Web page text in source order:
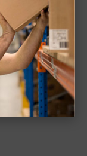
cuesta más
de España.